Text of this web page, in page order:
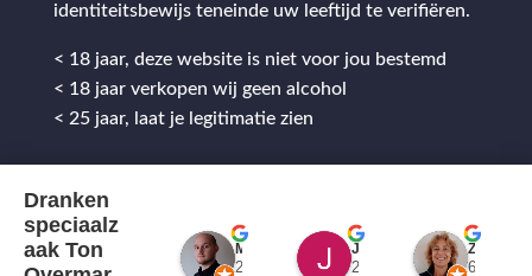
identiteitsbewijs teneinde uw leeftijd te verifiëren.
< 18 jaar, deze website is niet voor jou bestemd
< 18 jaar verkopen wij geen alcohol
< 25 jaar, laat je legitimatie zien
Dranken
speciaalz
aak Ton
2 jaar geleden 2 jaar geleden 6 jaar